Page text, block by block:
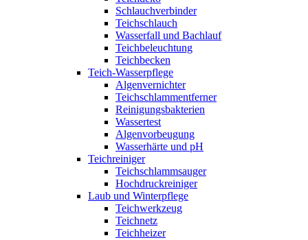
Schlauchverbinder
Teichschlauch
Wasserfall und Bachlauf
Teichbeleuchtung
Teichbecken
Teich-Wasserpflege
Algenvernichter
Teichschlammentferner
Reinigungsbakterien
Wassertest
Algenvorbeugung
Wasserhärte und pH
Teichreiniger
Teichschlammsauger
Hochdruckreiniger
Laub und Winterpflege
Teichwerkzeug
Teichnetz
Teichheizer